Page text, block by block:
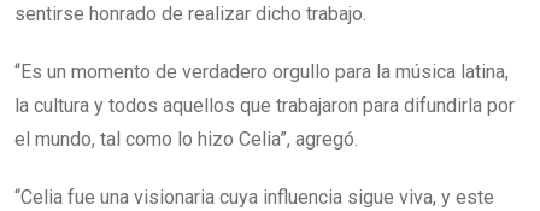
sentirse honrado de realizar dicho trabajo.
“Es un momento de verdadero orgullo para la música latina,
la cultura y todos aquellos que trabajaron para difundirla por
el mundo, tal como lo hizo Celia”, agregó.
“Celia fue una visionaria cuya influencia sigue viva, y este